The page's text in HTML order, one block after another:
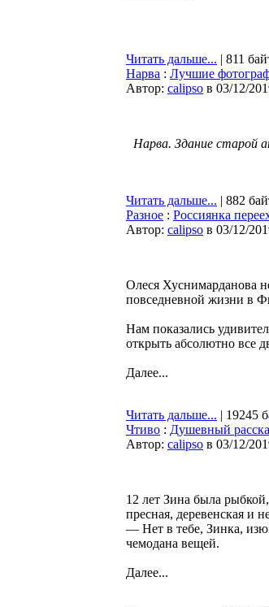
Читать дальше... | 811
Нарва : Лучшие
Автор: calipso в 03/12/
Нарва. Здание старой
Читать дальше... | 882
Разное : Россиянка
Автор: calipso в 03/12/
Олеся Хуснимарданова
повседневной жизни в
Нам показались
открыть абсолютно все
Далее...
Читать дальше... | 19245
Чтиво : Душевный
Автор: calipso в 03/12/
12 лет Зина была
пресная, деревенская и
— Нет в тебе, Зинка,
чемодана вещей.
Далее...